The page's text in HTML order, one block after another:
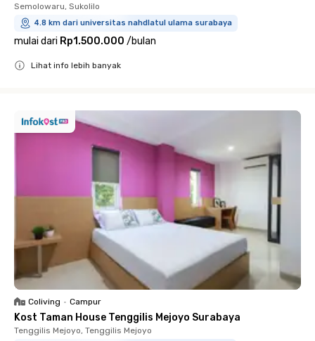
Semolowaru, Sukolilo
4.8 km dari universitas nahdlatul ulama surabaya
mulai dari Rp1.500.000 /bulan
Lihat info lebih banyak
Coliving • Campur
Kost Taman House Tenggilis Mejoyo Surabaya
Tenggilis Mejoyo, Tenggilis Mejoyo